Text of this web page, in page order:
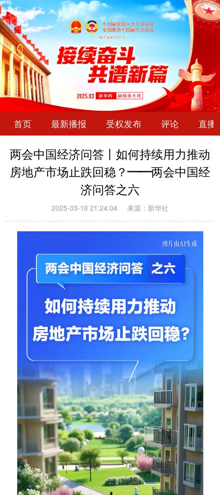
首页 最新播报 受权发布 评论 直播
两会中国经济问答丨如何持续用力推动
房地产市场止跌回稳？——两会中国经
济问答之六
2025-03-10 21:24:04 来源：新华社